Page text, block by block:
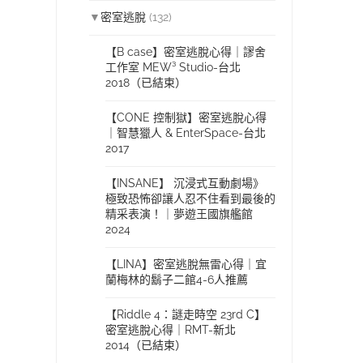
▼密室逃脫(132)
【B case】密室逃脫心得｜謬舍
工作室 MEW³ Studio-台北
2018（已結束）
【CONE 控制獄】密室逃脫心得
｜智慧獵人 & EnterSpace-台北
2017
【INSANE】 沉浸式互動劇場》
極致恐怖卻讓人忍不住看到最後的
精采表演！｜夢遊王國旗艦館
2024
【LINA】密室逃脫無雷心得｜宜
蘭梅林的鬍子二館4-6人推薦
【Riddle 4：謎走時空 23rd C】
密室逃脫心得｜RMT-新北
2014（已結束）